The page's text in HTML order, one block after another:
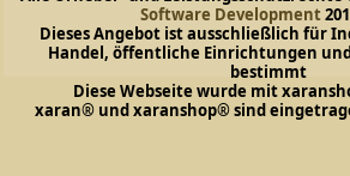
Software Development
Dieses Angebot ist ausschließlich für
Handel, öffentliche Einrichtungen
bestimmt
Diese Webseite wurde mit
xaran® und xaranshop® sind